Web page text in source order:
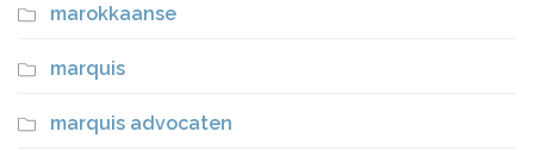
marokkaanse
marquis
marquis advocaten